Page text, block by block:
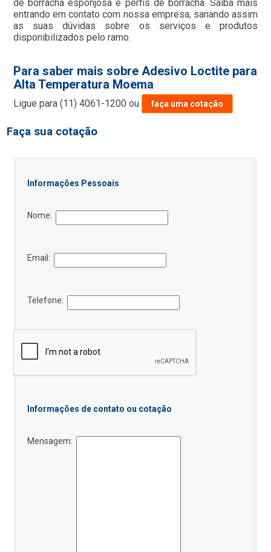
de borracha esponjosa e perfis de borracha. Saiba mais
entrando em contato com nossa empresa, sanando assim
as suas dúvidas sobre os serviços e produtos
disponibilizados pelo ramo.
Para saber mais sobre Adesivo Loctite para
Alta Temperatura Moema
Ligue para(11) 4061-1200 ou faça uma cotação
Faça sua cotação
Informações Pessoais
Nome:
Email:
Telefone:
Informações de contato ou cotação
Mensagem: